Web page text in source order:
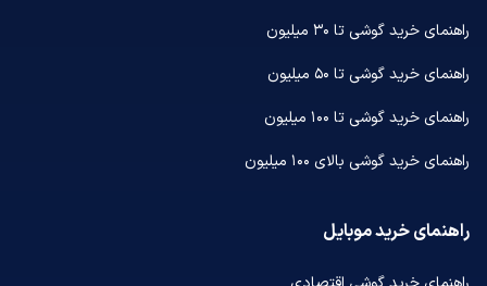
راهنمای خرید گوشی تا ۳۰ میلیون
راهنمای خرید گوشی تا ۵۰ میلیون
راهنمای خرید گوشی تا ۱۰۰ میلیون
راهنمای خرید گوشی بالای ۱۰۰ میلیون
راهنمای خرید موبایل